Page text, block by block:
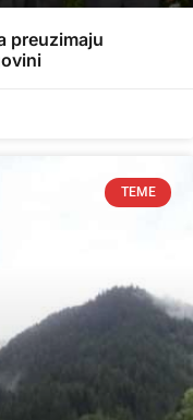
preuzimaju
TEME